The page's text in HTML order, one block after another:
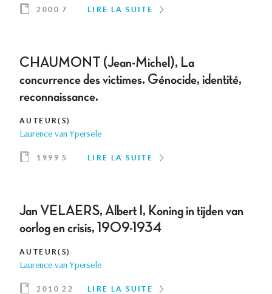
2000 7 LIRE LA SUITE
CHAUMONT (Jean-Michel), La
concurrence des victimes. Génocide, identité,
reconnaissance.
AUTEUR(S)
Laurence van Ypersele
1999 5 LIRE LA SUITE
Jan VELAERS, Albert I, Koning in tijden van
oorlog en crisis, 1909-1934
AUTEUR(S)
Laurence van Ypersele
2010 22 LIRE LA SUITE